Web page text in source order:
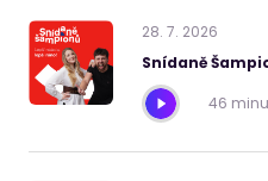
28. 7. 2026
Snídaně
46